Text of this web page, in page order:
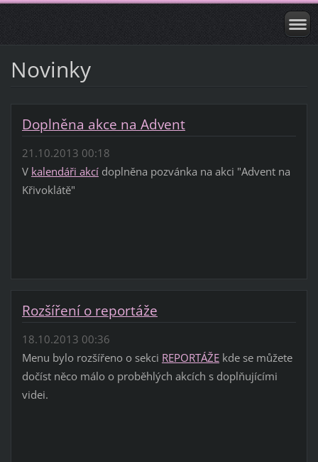
Novinky
Doplněna akce na Advent
21.10.2013 00:18
V kalendáři akcídoplněna pozvánka na akci "Advent na
Křivoklátě"
Rozšíření o reportáže
18.10.2013 00:36
Menu bylo rozšířeno o sekci REPORTÁŽEkde se můžete
dočíst něco málo o proběhlých akcích s doplňujícími
videi.